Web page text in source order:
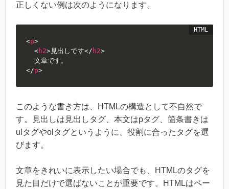
正しくない例は次のようになります。
<p>
<h2>見出しです</ h2>
</p>
このような書き方は、HTMLの構造として不自然で
す。見出しは見出しタグ、本文はpタグ、箇条書きは
ulタグやolタグというように、役割に合ったタグを選
びます。
文章をきれいに表示したい場合でも、HTMLのタグを
見た目だけで選ばないことが重要です。HTMLはペー